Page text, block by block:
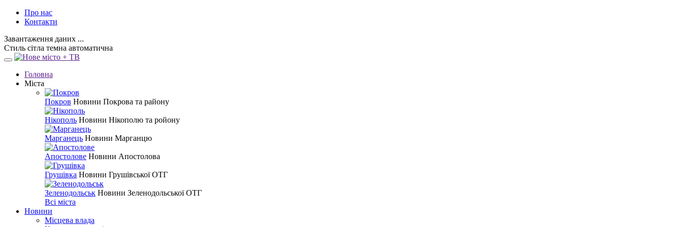
Про нас
Контакти
Завантаження даних ...
Стиль сітла темна автоматична
Головна
Міста
Покров Новини Покрова та району
Нікополь Новини Нікополю та ройону
Марганець Новини Марганцю
Апостолове Новини Апостолова
Грушівка Новини Грушівської ОТГ
Зеленодольськ Новини Зеленодольської ОТГ
Всі міста
Новини
Місцева влада